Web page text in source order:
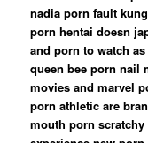
nadia porn fault
porn hentai doesn
and porn to watch
queen bee porn nail
movies and marvel
porn athletic are
mouth porn